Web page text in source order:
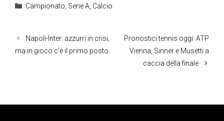
Categorie
Campionato, Serie A, Calcio
Napoli-Inter: azzurri in crisi,
ma in gioco c’è il primo posto
Pronostici tennis oggi: ATP
Vienna, Sinner e Musetti a
caccia della finale